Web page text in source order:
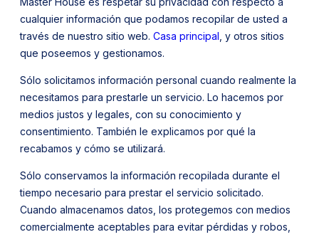
cualquier información que podamos recopilar de usted a
través de nuestro sitio web. Casa principal , y otros sitios
que poseemos y gestionamos.
Sólo solicitamos información personal cuando realmente la
necesitamos para prestarle un servicio. Lo hacemos por
medios justos y legales, con su conocimiento y
consentimiento. También le explicamos por qué la
recabamos y cómo se utilizará.
Sólo conservamos la información recopilada durante el
tiempo necesario para prestar el servicio solicitado.
Cuando almacenamos datos, los protegemos con medios
comercialmente aceptables para evitar pérdidas y robos,